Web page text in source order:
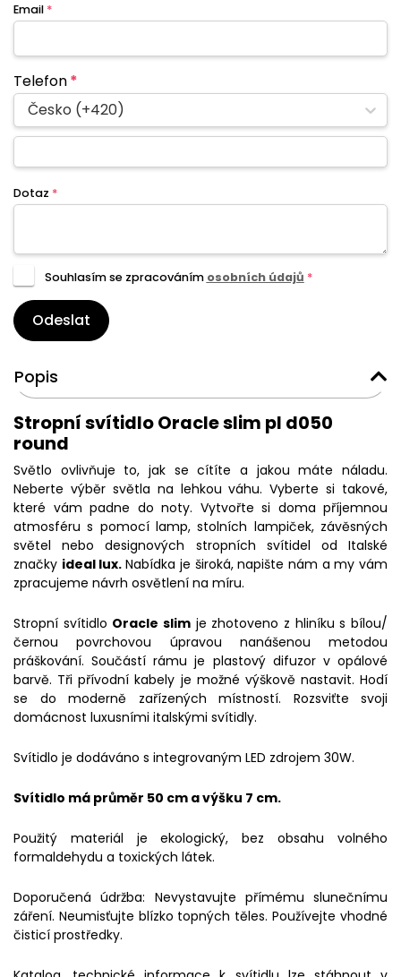
Email *
Telefon*
Česko (+420)
Dotaz *
Souhlasím se zpracováním osobních údajů *
Odeslat
Popis
Stropní svítidlo Oracle slim pl d050
round
Světlo ovlivňuje to, jak se cítíte a jakou máte náladu.
Neberte výběr světla na lehkou váhu. Vyberte si takové,
které vám padne do noty. Vytvořte si doma příjemnou
atmosféru s pomocí lamp, stolních lampiček, závěsných
světel nebo designových stropních svítidel od Italské
značky ideal lux.Nabídka je široká, napište nám a my vám
zpracujeme návrh osvětlení na míru.
Stropní svítidlo Oracle slim je zhotoveno z hliníku s bílou/
černou povrchovou úpravou nanášenou metodou
práškování. Součástí rámu je plastový difuzor v opálové
barvě. Tři přívodní kabely je možné výškově nastavit. Hodí
se do moderně zařízených místností. Rozsviťte svoji
domácnost luxusními italskými svítidly.
Svítidlo je dodáváno s integrovaným LED zdrojem 30W.
Svítidlo má průměr 50 cm a výšku 7 cm.
Použitý materiál je ekologický, bez obsahu volného
formaldehydu a toxických látek.
Doporučená údržba: Nevystavujte přímému slunečnímu
záření. Neumisťujte blízko topných těles. Používejte vhodné
čisticí prostředky.